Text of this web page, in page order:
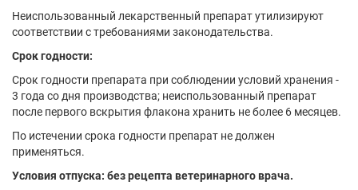
Неиспользованный лекарственный препарат утилизируют
соответствии с требованиями законодательства.
Срок годности:
Срок годности препарата при соблюдении условий хранения -
3 года со дня производства; неиспользованный препарат
после первого вскрытия флакона хранить не более 6 месяцев.
По истечении срока годности препарат не должен
применяться.
Условия отпуска: без рецепта ветеринарного врача.